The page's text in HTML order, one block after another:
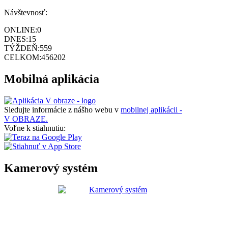
Návštevnosť:
ONLINE:0
DNES:15
TÝŽDEŇ:559
CELKOM:456202
Mobilná aplikácia
Sledujte informácie z nášho webu v mobilnej aplikácii -
V OBRAZE.
Voľne k stiahnutiu:
Kamerový systém